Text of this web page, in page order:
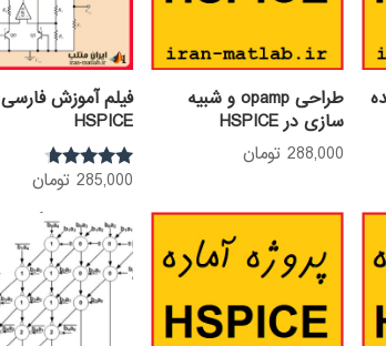
طراحی opamp و شبیه
سازی در HSPICE
288,000 تومان
فیلم آموزش فارسی
HSPICE
نمره
285,000 تومان